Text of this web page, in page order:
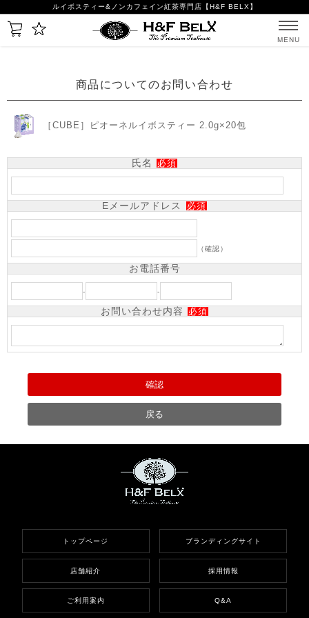
ルイボスティー&ノンカフェイン紅茶専門店【H&F BELX】
MENU
商品についてのお問い合わせ
［CUBE］ピオーネルイボスティー 2.0g×20包
氏名 必須
Eメールアドレス 必須
（確認）
お電話番号
- -
お問い合わせ内容 必須
トップページ ブランディングサイト
店舗紹介 採用情報
ご利用案内 Q&A